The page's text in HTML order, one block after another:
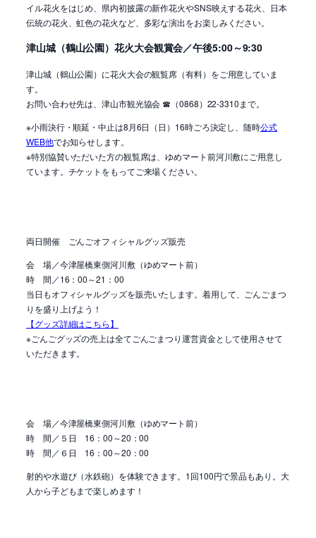
イル花火をはじめ、県内初披露の新作花火やSNS映えする花火、日本
伝統の花火、虹色の花火など、多彩な演出をお楽しみください。
津山城（鶴山公園）花火大会観賞会／午後5:00～9:30
津山城（鶴山公園）に花火大会の観覧席（有料）をご用意していま
す。
お問い合わせ先は、津山市観光協会 ☎（0868）22-3310まで。
※小雨決行・順延・中止は8月6日（日）16時ごろ決定し、随時公式
WEB他でお知らせします。
※特別協賛いただいた方の観覧席は、ゆめマート前河川敷にご用意し
ています。チケットをもってご来場ください。
両日開催 ごんごオフィシャルグッズ販売
会 場／今津屋橋東側河川敷（ゆめマート前）
時 間／16：00～21：00
当日もオフィシャルグッズを販売いたします。着用して、ごんごまつ
りを盛り上げよう！
【グッズ詳細はこちら】
※ごんごグッズの売上は全てごんごまつり運営資金として使用させて
いただきます。
会 場／今津屋橋東側河川敷（ゆめマート前）
時 間／５日 16：00～20：00
時 間／６日 16：00～20：00
射的や水遊び（水鉄砲）を体験できます。1回100円で景品もあり。大
人から子どもまで楽しめます！